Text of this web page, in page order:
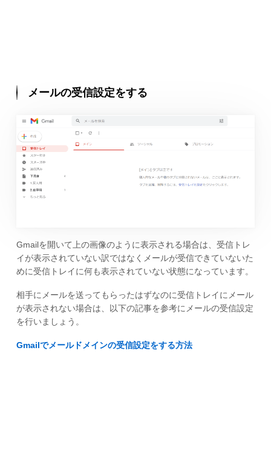
メールの受信設定をする
Gmailを開いて上の画像のように表示される場合は、受信トレ
イが表示されていない訳ではなくメールが受信できていないた
めに受信トレイに何も表示されていない状態になっています。
相手にメールを送ってもらったはずなのに受信トレイにメール
が表示されない場合は、以下の記事を参考にメールの受信設定
を行いましょう。
Gmailでメールドメインの受信設定をする方法